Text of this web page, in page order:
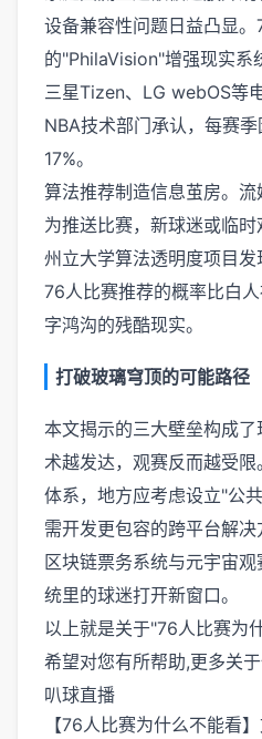
设备兼容性问题日益凸显。
的"PhilaVision"增强现实系
三星Tizen、LG webOS等
NBA技术部门承认，每赛
17%。
算法推荐制造信息茧房。
为推送比赛，新球迷或临
州立大学算法透明度项目发
76人比赛推荐的概率比白
字鸿沟的残酷现实。
打破玻璃穹顶的可能路径
本文揭示的三大壁垒构成
术越发达，观赛反而越受
体系，地方应考虑设立"公
需开发更包容的跨平台解
区块链票务系统与元宇宙
统里的球迷打开新窗口。
以上就是关于"76人比赛为
希望对您有所帮助,更多关
叭球直播
【76人比赛为什么不能看